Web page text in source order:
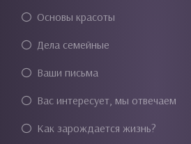
Основы красоты
Дела семейные
Ваши письма
Вас интересует, мы отвечаем
Как зарождается жизнь?